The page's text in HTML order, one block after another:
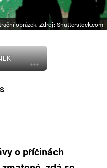
obrázek, Zdroj: Shutterstock.com
o příčinách